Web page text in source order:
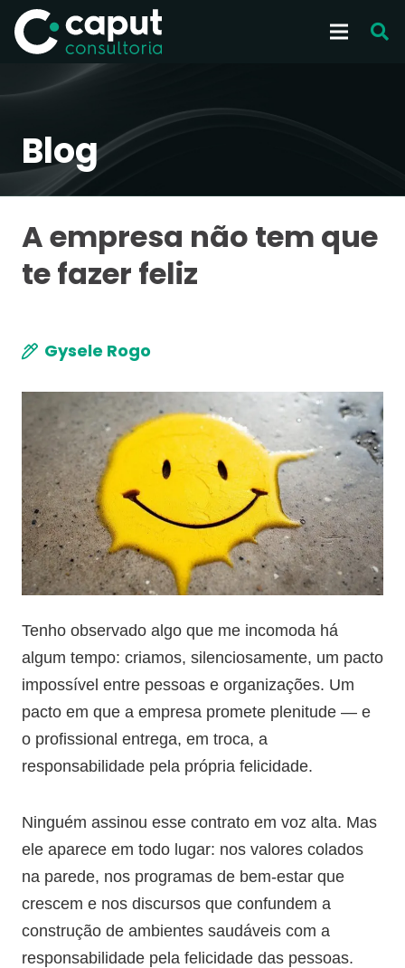
Blog
A empresa não tem que
te fazer feliz
Gysele Rogo
Tenho observado algo que me incomoda há
algum tempo: criamos, silenciosamente, um pacto
impossível entre pessoas e organizações. Um
pacto em que a empresa promete plenitude — e
o profissional entrega, em troca, a
responsabilidade pela própria felicidade.
Ninguém assinou esse contrato em voz alta. Mas
ele aparece em todo lugar: nos valores colados
na parede, nos programas de bem-estar que
crescem e nos discursos que confundem a
construção de ambientes saudáveis com a
responsabilidade pela felicidade das pessoas.